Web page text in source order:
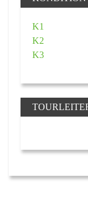
K1
K2
K3